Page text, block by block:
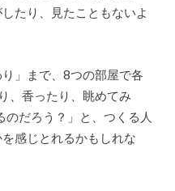
たり、見たこともないよ
り」まで、8つの部屋で各
、香ったり、眺めてみ
のだろう？」と、つくる人
感じとれるかもしれな